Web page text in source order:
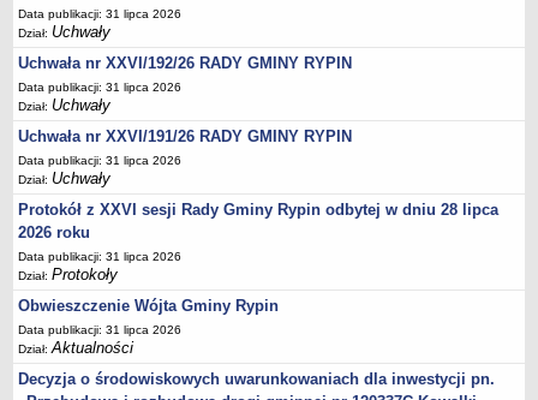
Strategia rozwoju
Uchwały
Protokoły
Imienne wykazy głosowań radnych
Postać dokumentów
Akty Prawne, Dzienniki Ustaw, Monitory Polskie
Prawo miejscowe
Zarządzenia
Studium uwarunkowań i kierunków zagospodarowania
przestrzennego
Dane przestrzenne - MPZP
Stałe obwody głosowania, numery, granice oraz siedziby
Data publikacji: 31 lipca 2026
Dział: Uchwały
Uchwała nr XXVI/192/26 RADY GMINY RYPIN
Data publikacji: 31 lipca 2026
Dział: Uchwały
Uchwała nr XXVI/191/26 RADY GMINY RYPIN
Data publikacji: 31 lipca 2026
Dział: Uchwały
Protokół z XXVI sesji Rady Gminy Rypin odbytej w dniu 28 lipca
2026 roku
Data publikacji: 31 lipca 2026
Dział:Protokoły
Obwieszczenie Wójta Gminy Rypin
Data publikacji: 31 lipca 2026
Dział:Aktualności
Decyzja o środowiskowych uwarunkowaniach dla inwestycji pn.